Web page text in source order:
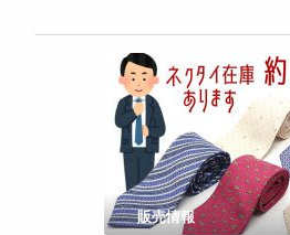
販売情報